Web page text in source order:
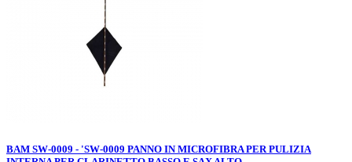
BAM SW-0009 - 'SW-0009 PANNO IN MICROFIBRA PER PULIZIA